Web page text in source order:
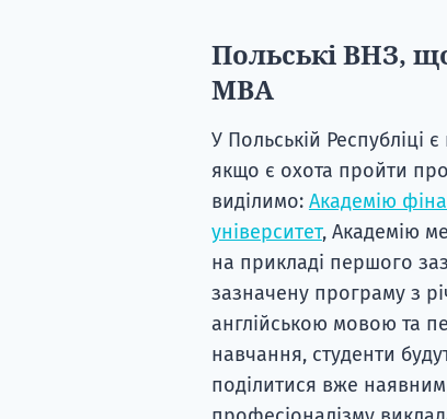
Польські ВНЗ,
MBA
У Польській Республіці
якщо є охота пройти
виділимо: Академію
університет, Академію
на прикладі першого
зазначену програму з
англійською мовою та
навчання, студенти
поділитися вже